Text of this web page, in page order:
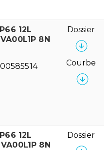
12L
8N
Dossier
Courbe
12L
8N
Dossier